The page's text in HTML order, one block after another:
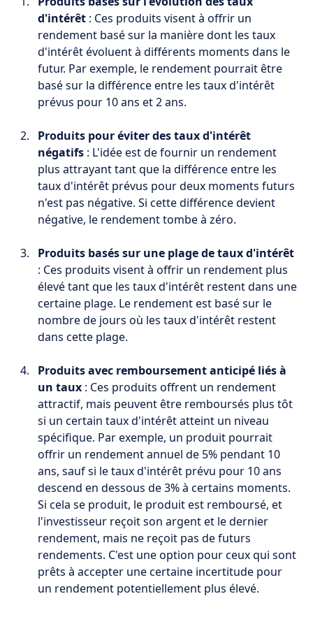
d'intérêt : Ces produits visent à offrir un
rendement basé sur la manière dont les taux
d'intérêt évoluent à différents moments dans le
futur. Par exemple, le rendement pourrait être
basé sur la différence entre les taux d'intérêt
prévus pour 10 ans et 2 ans.
Produits pour éviter des taux d'intérêt
négatifs : L'idée est de fournir un rendement
plus attrayant tant que la différence entre les
taux d'intérêt prévus pour deux moments futurs
n'est pas négative. Si cette différence devient
négative, le rendement tombe à zéro.
Produits basés sur une plage de taux d'intérêt
: Ces produits visent à offrir un rendement plus
élevé tant que les taux d'intérêt restent dans une
certaine plage. Le rendement est basé sur le
nombre de jours où les taux d'intérêt restent
dans cette plage.
Produits avec remboursement anticipé liés à
un taux : Ces produits offrent un rendement
attractif, mais peuvent être remboursés plus tôt
si un certain taux d'intérêt atteint un niveau
spécifique. Par exemple, un produit pourrait
offrir un rendement annuel de 5% pendant 10
ans, sauf si le taux d'intérêt prévu pour 10 ans
descend en dessous de 3% à certains moments.
Si cela se produit, le produit est remboursé, et
l'investisseur reçoit son argent et le dernier
rendement, mais ne reçoit pas de futurs
rendements. C'est une option pour ceux qui sont
prêts à accepter une certaine incertitude pour
un rendement potentiellement plus élevé.